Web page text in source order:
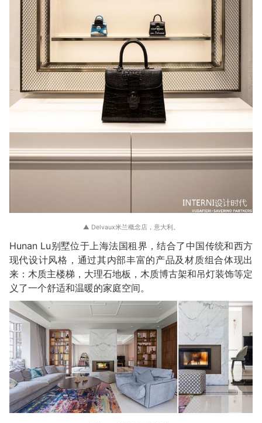
▲ Delvaux米兰概念店，意大利。
Hunan Lu别墅位于上海法国租界，结合了中国传统和西方
现代设计风格，通过其内部丰富的产品及材质组合体现出
来：木质主楼梯，大理石地板，木质博古架和吊灯装饰等定
义了一个舒适和温暖的家庭空间。